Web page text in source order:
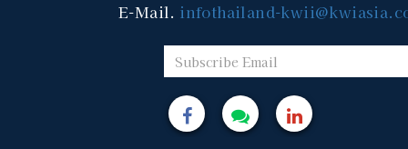
E-Mail. infothailand-